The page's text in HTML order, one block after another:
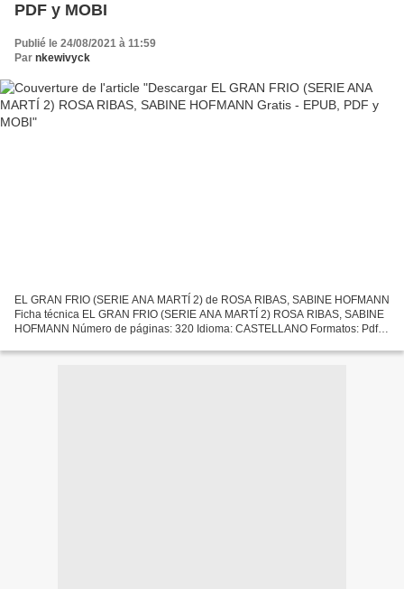
PDF y MOBI
Publié le 24/08/2021 à 11:59
Par nkewivyck
EL GRAN FRIO (SERIE ANA MARTÍ 2) de ROSA RIBAS, SABINE HOFMANN
Ficha técnica EL GRAN FRIO (SERIE ANA MARTÍ 2) ROSA RIBAS, SABINE
HOFMANN Número de páginas: 320 Idioma: CASTELLANO Formatos: Pdf,